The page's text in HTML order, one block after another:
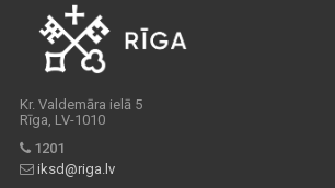
Kr. Valdemāra ielā 5
Rīga, LV-1010
1201
iksd@riga.lv